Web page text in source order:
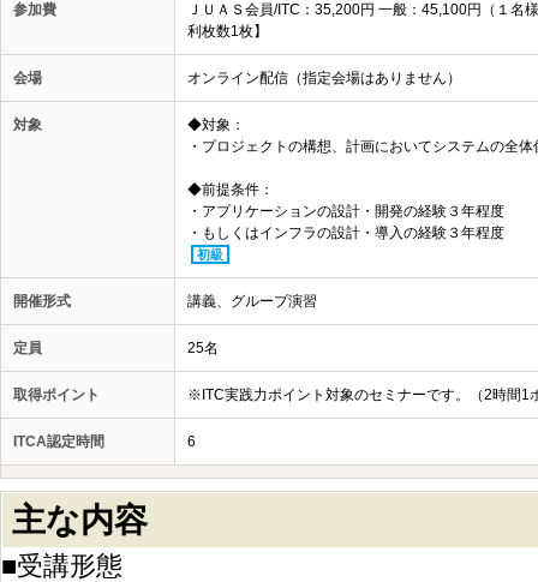
参加費
ＪＵＡＳ会員/ITC：35,200円 一般：45,100円（１
利枚数1枚】
会場 オンライン配信（指定会場はありません）
対象
◆対象：
・プロジェクトの構想、計画においてシステムの全
◆前提条件：
・アプリケーションの設計・開発の経験３年程度
・もしくはインフラの設計・導入の経験３年程度
初級
開催形式 講義、グループ演習
定員 25名
取得ポイント ※ITC実践力ポイント対象のセミナーです。（2時間1
ITCA認定時間 6
主な内容
■受講形態